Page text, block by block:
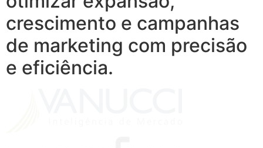
crescimento e campanhas
de marketing com precisão
e eficiência.